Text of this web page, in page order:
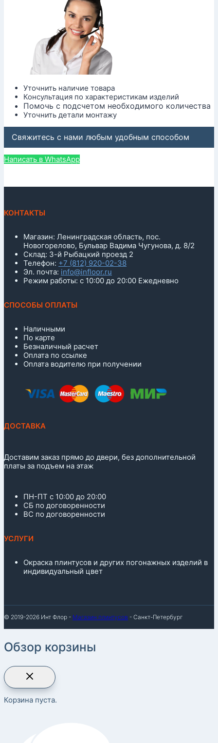
Уточнить наличие товара
Консультация по характеристикам изделий
Помочь с подсчетом необходимого количества
Уточнить детали монтажу
Свяжитесь с нами любым удобным способом
Написать в WhatsApp
КОНТАКТЫ
Магазин: Ленинградская область, пос.
Новогорелово, Бульвар Вадима Чугунова, д. 8/2
Склад: 3-й Рыбацкий проезд 2
Телефон: +7 (812) 920-02-38
Эл. почта: info@infloor.ru
Режим работы: с 10:00 до 20:00 Ежедневно
СПОСОБЫ ОПЛАТЫ
Наличными
По карте
Безналичный расчет
Оплата по ссылке
Оплата водителю при получении
ДОСТАВКА
Доставим заказ прямо до двери, без дополнительной
платы за подъем на этаж
ПН-ПТ с 10:00 до 20:00
СБ по договоренности
ВС по договоренности
УСЛУГИ
Окраска плинтусов и других погонажных изделий в
индивидуальный цвет
© 2019-2026 Инт Флор - Магазин плинтусов - Санкт-Петербург
Обзор корзины
Корзина пуста.